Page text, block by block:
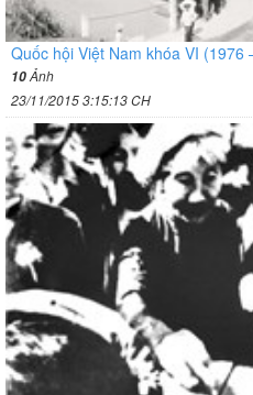
Quốc hội Việt Nam khóa VI (1976
10Ảnh
23/11/2015 3:15:13 CH